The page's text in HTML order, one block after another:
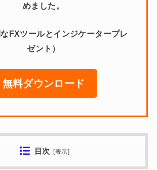
めました。
FXツールとインジケータープレ
ゼント）
無料ダウンロード
目次 [表示]